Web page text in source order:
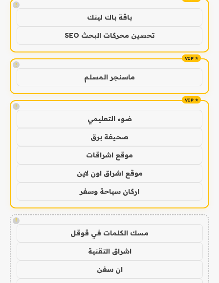
!
باقة باك لينك
تحسين محركات البحث SEO
!
ماسنجر المسلم
!
ضوء التعليمي
صحيفة برق
موقع اشراقات
موقع اشراق اون لاين
اركان سياحة وسفر
!
مسك الكلمات في قوقل
اشراق التقنية
ان سفن